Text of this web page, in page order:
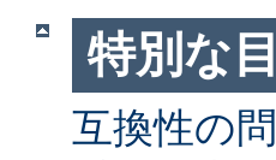
特別な
互換性の